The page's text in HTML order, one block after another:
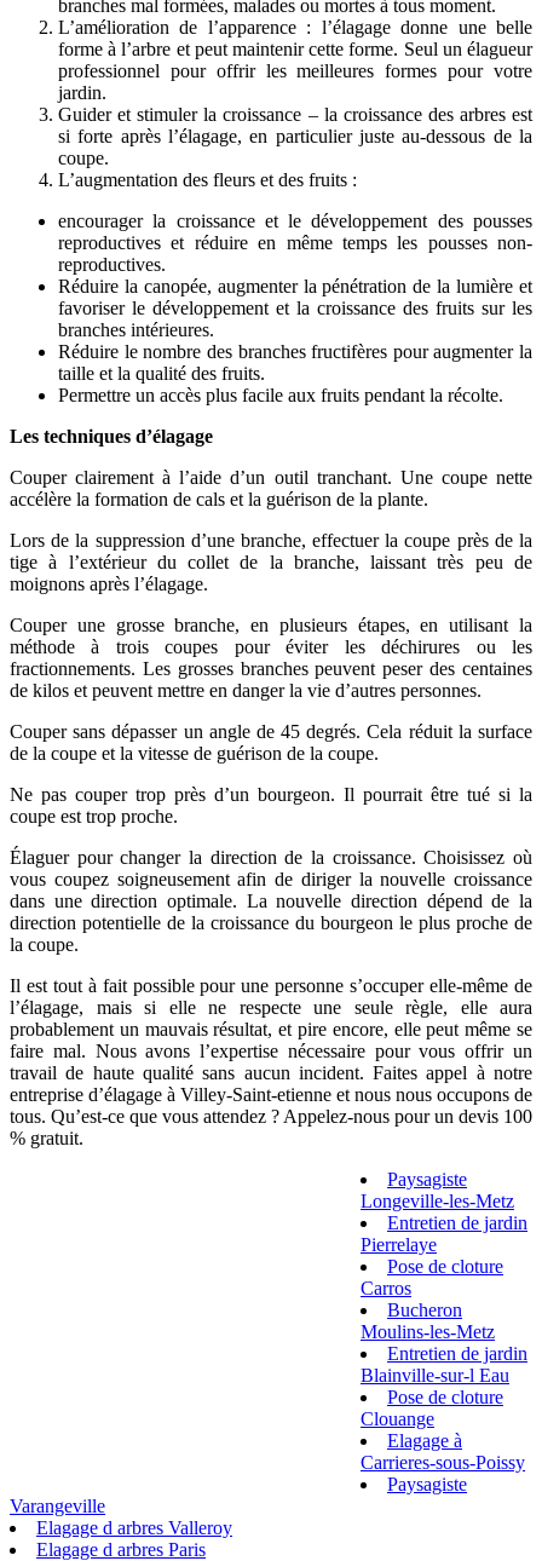
branches mal formées, malades ou mortes à tous moment.
L’amélioration de l’apparence : l’élagage donne une belle
forme à l’arbre et peut maintenir cette forme. Seul un élagueur
professionnel pour offrir les meilleures formes pour votre
jardin.
Guider et stimuler la croissance – la croissance des arbres est
si forte après l’élagage, en particulier juste au-dessous de la
coupe.
L’augmentation des fleurs et des fruits :
encourager la croissance et le développement des pousses
reproductives et réduire en même temps les pousses non-
reproductives.
Réduire la canopée, augmenter la pénétration de la lumière et
favoriser le développement et la croissance des fruits sur les
branches intérieures.
Réduire le nombre des branches fructifères pour augmenter la
taille et la qualité des fruits.
Permettre un accès plus facile aux fruits pendant la récolte.
Les techniques d’élagage
Couper clairement à l’aide d’un outil tranchant. Une coupe nette
accélère la formation de cals et la guérison de la plante.
Lors de la suppression d’une branche, effectuer la coupe près de la
tige à l’extérieur du collet de la branche, laissant très peu de
moignons après l’élagage.
Couper une grosse branche, en plusieurs étapes, en utilisant la
méthode à trois coupes pour éviter les déchirures ou les
fractionnements. Les grosses branches peuvent peser des centaines
de kilos et peuvent mettre en danger la vie d’autres personnes.
Couper sans dépasser un angle de 45 degrés. Cela réduit la surface
de la coupe et la vitesse de guérison de la coupe.
Ne pas couper trop près d’un bourgeon. Il pourrait être tué si la
coupe est trop proche.
Élaguer pour changer la direction de la croissance. Choisissez où
vous coupez soigneusement afin de diriger la nouvelle croissance
dans une direction optimale. La nouvelle direction dépend de la
direction potentielle de la croissance du bourgeon le plus proche de
la coupe.
Il est tout à fait possible pour une personne s’occuper elle-même de
l’élagage, mais si elle ne respecte une seule règle, elle aura
probablement un mauvais résultat, et pire encore, elle peut même se
faire mal. Nous avons l’expertise nécessaire pour vous offrir un
travail de haute qualité sans aucun incident. Faites appel à notre
entreprise d’élagage à Villey-Saint-etienne et nous nous occupons de
tous. Qu’est-ce que vous attendez ? Appelez-nous pour un devis 100
% gratuit.
Paysagiste
Longeville-les-Metz
Entretien de jardin
Pierrelaye
Pose de cloture
Carros
Bucheron
Moulins-les-Metz
Entretien de jardin
Blainville-sur-l Eau
Pose de cloture
Clouange
Elagage à
Carrieres-sous-Poissy
Paysagiste
Varangeville
Elagage d arbres Valleroy
Elagage d arbres Paris